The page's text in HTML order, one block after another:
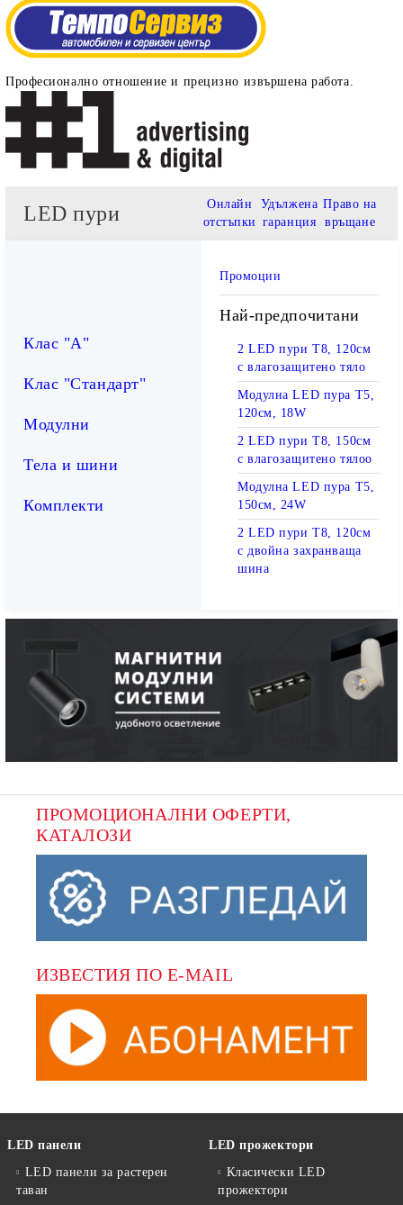
Професионално отношение и прецизно извършена работа.
LED пури
Онлайн
отстъпки
Удължена
гаранция
Право на
връщане
Клас "А"
Клас "Стандарт"
Модулни
Тела и шини
Комплекти
Промоции
Най-предпочитани
2 LED пури T8, 120см
с влагозащитено тяло
Модулна LED пура T5,
120см, 18W
2 LED пури T8, 150см
с влагозащитено тялоо
Модулна LED пура T5,
150см, 24W
2 LED пури T8, 120см
с двойна захранваща
шина
ПРОМОЦИОНАЛНИ ОФЕРТИ,
КАТАЛОЗИ
ИЗВЕСТИЯ ПО E-MAIL
LED панели
LED панели за растерен
таван
LED прожектори
Класически LED
прожектори